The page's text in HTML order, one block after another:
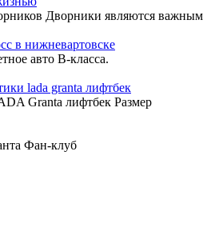
Дворники являются важным
в нижневартовске
авто B-класса.
lada granta лифтбек
Granta лифтбек Размер
Фан-клуб